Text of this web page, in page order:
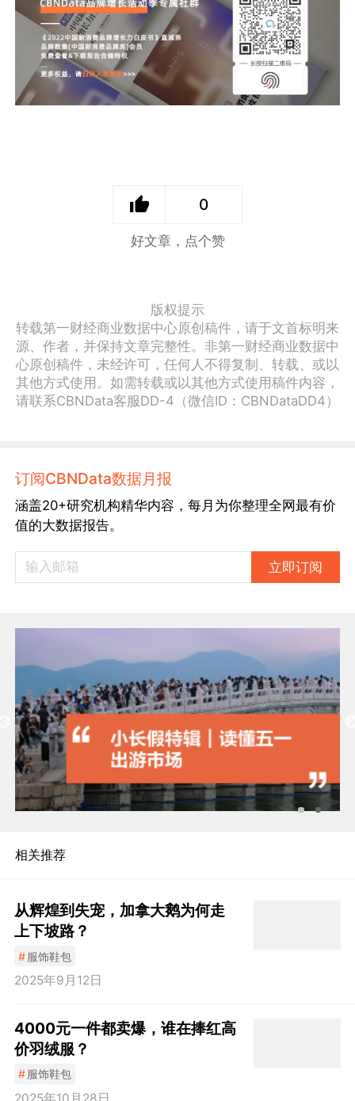
0
好文章，点个赞
版权提示
转载第一财经商业数据中心原创稿件，请于文首标明来
源、作者，并保持文章完整性。非第一财经商业数据中
心原创稿件，未经许可，任何人不得复制、转载、或以
其他方式使用。如需转载或以其他方式使用稿件内容，
请联系CBNData客服DD-4（微信ID：CBNDataDD4）
订阅CBNData数据月报
涵盖20+研究机构精华内容，每月为你整理全网最有价
值的大数据报告。
立即订阅
相关推荐
从辉煌到失宠，加拿大鹅为何走
上下坡路？
#服饰鞋包
2025年9月12日
4000元一件都卖爆，谁在捧红高
价羽绒服？
#服饰鞋包